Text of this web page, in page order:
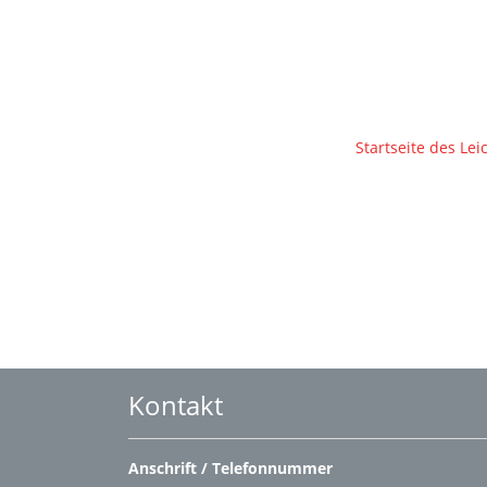
Startseite des
Kontakt
Anschrift / Telefonnummer